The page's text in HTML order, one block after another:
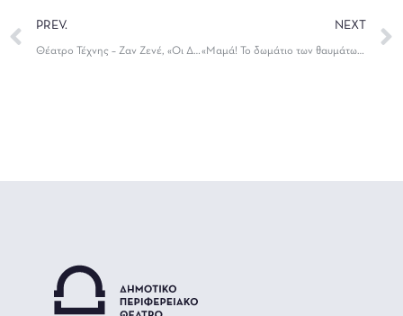
PREV.
Θέατρο Τέχνης – Ζαν Ζενέ, «Οι Δούλες»
NEXT
«Μαμά! Το δωμάτιο των θαυμάτων», μια νέα παραγωγή της Πειραματικής Σκηνής